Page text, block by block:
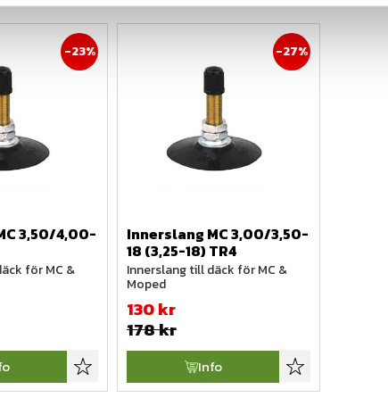
3,50/4,00-
för MC &
23%
Lägg till i favoriter
Innerslang MC 3,00/3,50-
18 (3,25-18) TR4
Innerslang till däck för MC &
Moped
130kr
178kr
27%
Lägg till i favoriter
Info